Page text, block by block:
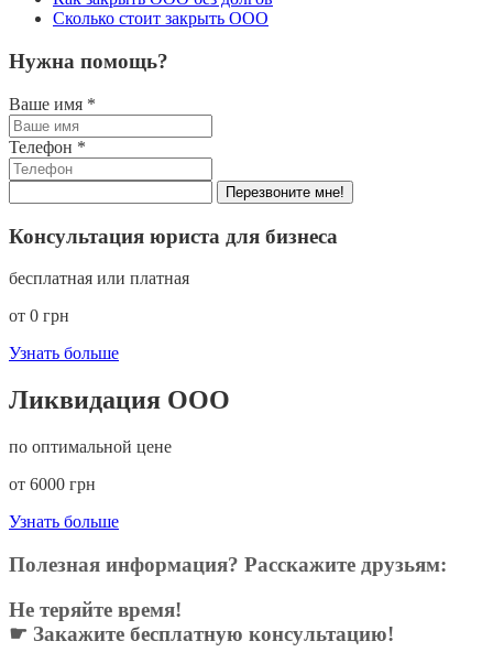
Сколько стоит закрыть ООО
Нужна помощь?
Ваше имя *
Телефон *
Перезвоните мне!
Консультация юриста для бизнеса
бесплатная или платная
от 0 грн
Узнать больше
Ликвидация ООО
по оптимальной цене
от 6000 грн
Узнать больше
Полезная информация? Расскажите друзьям:
Не теряйте время!
☛ Закажите бесплатную консультацию!